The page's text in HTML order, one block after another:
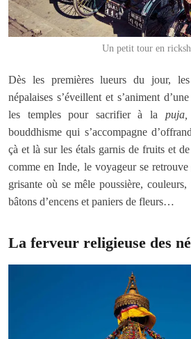
Un petit tour en
Dès les premières lueurs du jour,
népalaises s’éveillent et s’animent
les temples pour sacrifier à la puja,
bouddhisme qui s’accompagne
çà et là sur les étals garnis de fruits et
comme en Inde, le voyageur se
grisante où se mêle poussière,
bâtons d’encens et paniers de fleurs…
La ferveur religieuse des